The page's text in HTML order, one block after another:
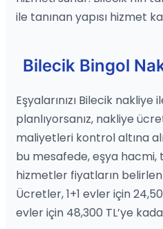
ile tanınan yapısı hizmet
Bilecik Bingol
Eşyalarınızı Bilecik nakliye
planlıyorsanız, nakliye
maliyetleri kontrol altına
bu mesafede, eşya hacmi,
hizmetler fiyatların
Ücretler, 1+1 evler için
evler için 48,300 TL’ye